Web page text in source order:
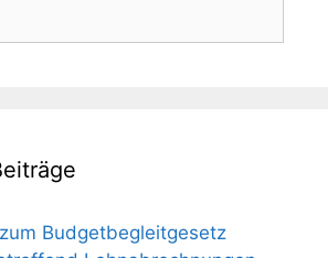
Budgetbegleitgesetz